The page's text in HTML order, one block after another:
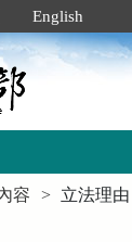
English
容 立法理由